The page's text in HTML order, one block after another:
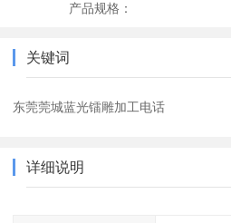
产品规格：
关键词
东莞莞城蓝光镭雕加工电话
详细说明